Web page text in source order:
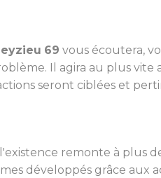
69 vous écoutera,
Il agira au plus
seront ciblées et
remonte à plus
développés grâce